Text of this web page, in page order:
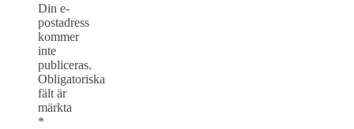
Din e-
postadress
kommer
inte
publiceras.
Obligatoriska
fält är
märkta
*